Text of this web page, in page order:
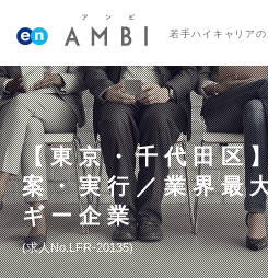
若手ハイキャリア
【東京・千代田区
案・実行／業界最
ギー企業
求人No.LFR-20135